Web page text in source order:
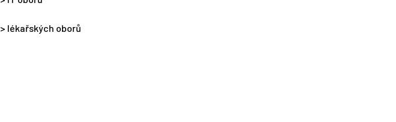
> lékařských oborů